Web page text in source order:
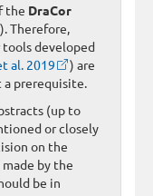
the DraCor
Therefore,
developed
al. 2019
) are
prerequisite.
(up to
or closely
on the
by the
be in